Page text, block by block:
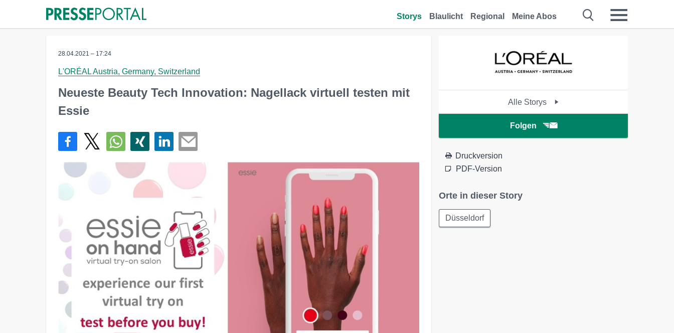
Storys Blaulicht Regional Meine Abos
28.04.2021 – 17:24
L'ORÉAL Austria, Germany, Switzerland
Neueste Beauty Tech Innovation: Nagellack virtuell testen mit
Essie
Alle Storys
Folgen
Druckversion
PDF-Version
Orte in dieser Story
Düsseldorf